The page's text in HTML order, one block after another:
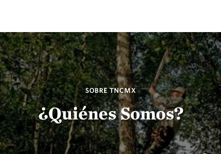
SOBRE TNCMX
¿Quiénes Somos?